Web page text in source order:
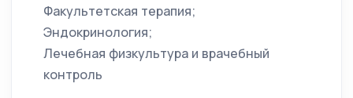
Факультетская терапия;
Эндокринология;
Лечебная физкультура и врачебный
контроль